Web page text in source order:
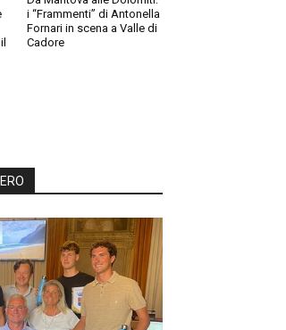
i “Frammenti” di Antonella
Fornari in scena a Valle di
Cadore